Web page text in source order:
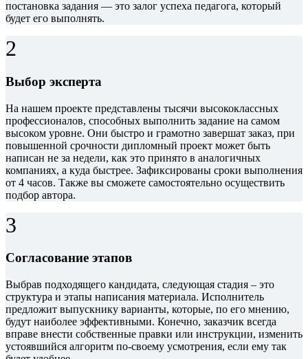
постановка задания — это залог успеха педагога, который
будет его выполнять.
2
Выбор эксперта
На нашем проекте представлены тысячи высококлассных
профессионалов, способных выполнить задание на самом
высоком уровне. Они быстро и грамотно завершат заказ, при
повышенной срочности дипломный проект может быть
написан не за недели, как это принято в аналогичных
компаниях, а куда быстрее. Зафиксированы сроки выполнения
от 4 часов. Также вы сможете самостоятельно осуществить
подбор автора.
3
Согласование этапов
Выбрав подходящего кандидата, следующая стадия – это
структура и этапы написания материала. Исполнитель
предложит выпускнику варианты, которые, по его мнению,
будут наиболее эффективными. Конечно, заказчик всегда
вправе внести собственные правки или инструкции, изменить
устоявшийся алгоритм по-своему усмотрения, если ему так